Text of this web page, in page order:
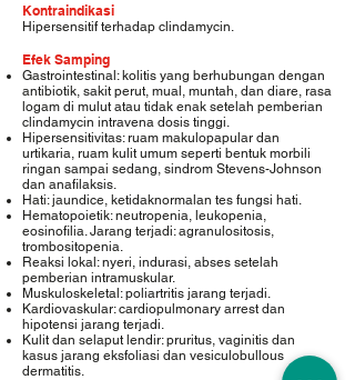
Kontraindikasi
Hipersensitif terhadap clindamycin.
Efek Samping
Gastrointestinal: kolitis yang berhubungan dengan
antibiotik, sakit perut, mual, muntah, dan diare, rasa
logam di mulut atau tidak enak setelah pemberian
clindamycin intravena dosis tinggi.
Hipersensitivitas: ruam makulopapular dan
urtikaria, ruam kulit umum seperti bentuk morbili
ringan sampai sedang, sindrom Stevens-Johnson
dan anafilaksis.
Hati: jaundice, ketidaknormalan tes fungsi hati.
Hematopoietik: neutropenia, leukopenia,
eosinofilia. Jarang terjadi: agranulositosis,
trombositopenia.
Reaksi lokal: nyeri, indurasi, abses setelah
pemberian intramuskular.
Muskuloskeletal: poliartritis jarang terjadi.
Kardiovaskular: cardiopulmonary arrest dan
hipotensi jarang terjadi.
Kulit dan selaput lendir: pruritus, vaginitis dan
kasus jarang eksfoliasi dan vesiculobullous
dermatitis.